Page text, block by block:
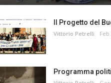
Il Progetto del
Vittorio Petrelli Feb
Programma